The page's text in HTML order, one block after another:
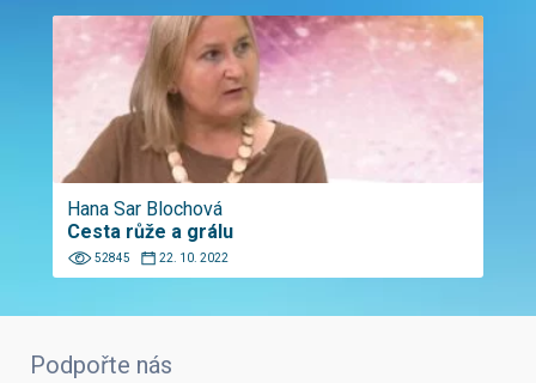
Hana Sar Blochová
Cesta růže a grálu
52845 22. 10. 2022
Podpořte nás